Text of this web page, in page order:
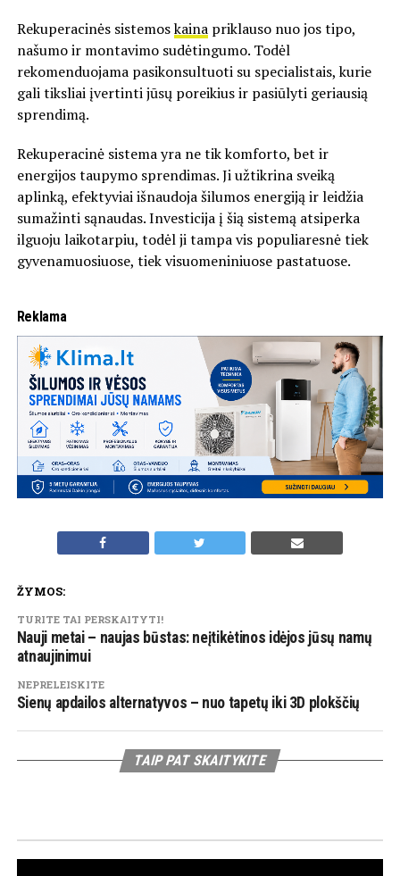
Rekuperacinės sistemoskainapriklauso nuo jos tipo,
našumo ir montavimo sudėtingumo. Todėl
rekomenduojama pasikonsultuoti su specialistais, kurie
gali tiksliai įvertinti jūsų poreikius ir pasiūlyti geriausią
sprendimą.
Rekuperacinė sistema yra ne tik komforto, bet ir
energijos taupymo sprendimas. Ji užtikrina sveiką
aplinką, efektyviai išnaudoja šilumos energiją ir leidžia
sumažinti sąnaudas. Investicija į šią sistemą atsiperka
ilguoju laikotarpiu, todėl ji tampa vis populiaresnė tiek
gyvenamuosiuose, tiek visuomeniniuose pastatuose.
Reklama
ŽYMOS:
TURITE TAI PERSKAITYTI!
Nauji metai – naujas būstas: neįtikėtinos idėjos jūsų namų
atnaujinimui
NEPRELEISKITE
Sienų apdailos alternatyvos – nuo tapetų iki 3D plokščių
TAIP PAT SKAITYKITE